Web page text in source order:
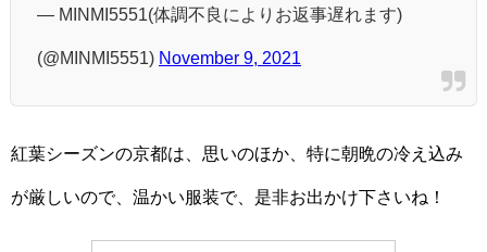
— MINMI5551(体調不良によりお返事遅れます)
(@MINMI5551) November 9, 2021
紅葉シーズンの京都は、思いのほか、特に朝晩の冷え込み
が厳しいので、温かい服装で、是非お出かけ下さいね！